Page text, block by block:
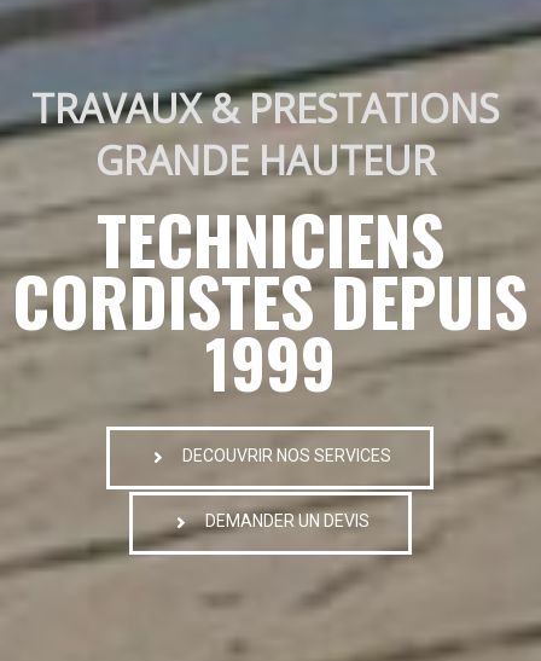
TRAVAUX & PRESTATIONS
GRANDE HAUTEUR
TECHNICIENS
CORDISTES DEPUIS
1999
DECOUVRIR NOS SERVICES
DEMANDER UN DEVIS